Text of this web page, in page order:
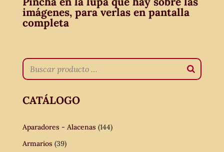
imágenes, para verlas en pantalla
completa
CATÁLOGO
Aparadores - Alacenas (144)
Armarios (39)